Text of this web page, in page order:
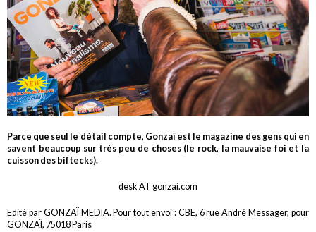
Parce que seul le détail compte, Gonzaï est le magazine des gens qui en
savent beaucoup sur très peu de choses (le rock, la mauvaise foi et la
cuisson des biftecks).
desk AT gonzai.com
Edité par GONZAÏ MEDIA. Pour tout envoi : CBE, 6 rue André Messager, pour
GONZAÏ, 75018 Paris